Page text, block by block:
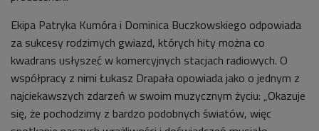
Ekipa Patryka Kumóra i Dominica Buczkowskiego odpowiada
za sukcesy rodzimych gwiazd, których hity można co
kwadrans usłyszeć w komercyjnych stacjach radiowych. O
współpracy z nimi Łukasz Drapała opowiada jako o jednym z
najciekawszych zdarzeń w swoim muzycznym życiu: „Okazuje
się, że pochodzimy z bardzo podobnych światów, więc